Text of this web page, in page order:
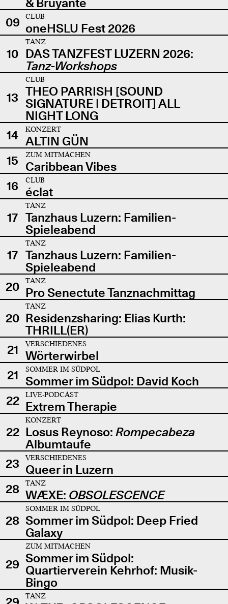
09
CLUB
oneHSLU Fest 2026
10
TANZ
DAS TANZFEST LUZERN 2026:
Tanz-Workshops
13
CLUB
THEO PARRISH [SOUND
SIGNATURE | DETROIT] ALL
NIGHT LONG
14
KONZERT
ALTIN GÜN
15
ZUM MITMACHEN
Caribbean Vibes
16
CLUB
éclat
17
TANZ
Tanzhaus Luzern: Familien-
Spieleabend
17
TANZ
Tanzhaus Luzern: Familien-
Spieleabend
20
TANZ
Pro Senectute Tanznachmittag
20
TANZ
Residenzsharing: Elias Kurth:
THRILL(ER)
21
VERSCHIEDENES
Wörterwirbel
21
SOMMER IM SÜDPOL
Sommer im Südpol: David Koch
22
LIVE-PODCAST
Extrem Therapie
22
KONZERT
Losus Reynoso: Rompecabeza
Albumtaufe
23
VERSCHIEDENES
Queer in Luzern
28
TANZ
WÆXE: OBSOLESCENCE
28
SOMMER IM SÜDPOL
Sommer im Südpol: Deep Fried
Galaxy
29
ZUM MITMACHEN
Sommer im Südpol:
Quartierverein Kehrhof: Musik-
Bingo
TANZ